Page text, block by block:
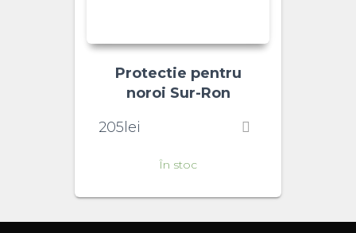
Protectie pentru
noroi Sur-Ron
205 lei
În stoc